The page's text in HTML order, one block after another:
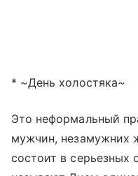
* ~День холостяка~
Это неформальный
мужчин, незамужних
состоит в серьезных